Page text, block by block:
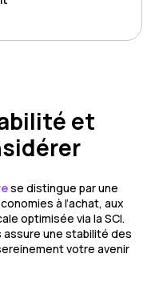
et
se distingue par une
à l’achat, aux
optimisée via la SCI.
assure une stabilité des
votre avenir